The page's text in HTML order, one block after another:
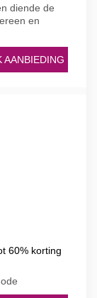
diende de
en
AANBIEDING
60% korting